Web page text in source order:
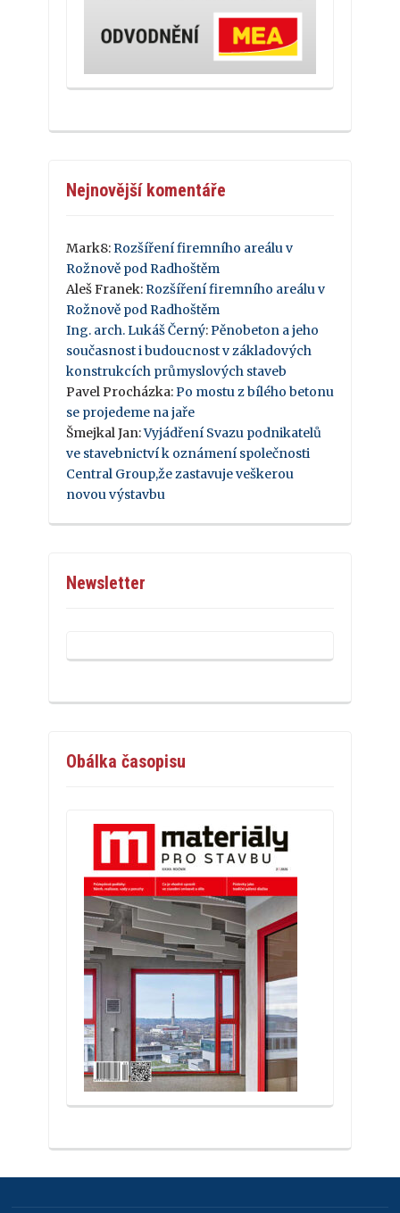
Nejnovější komentáře
Mark8: Rozšíření firemního areálu v
Rožnově pod Radhoštěm
Aleš Franek: Rozšíření firemního areálu v
Rožnově pod Radhoštěm
Ing. arch. Lukáš Černý: Pěnobeton a jeho
současnost i budoucnost v základových
konstrukcích průmyslových staveb
Pavel Procházka: Po mostu z bílého betonu
se projedeme na jaře
Šmejkal Jan:Vyjádření Svazu podnikatelů
ve stavebnictví k oznámení společnosti
Central Group,že zastavuje veškerou
novou výstavbu
Newsletter
Obálka časopisu